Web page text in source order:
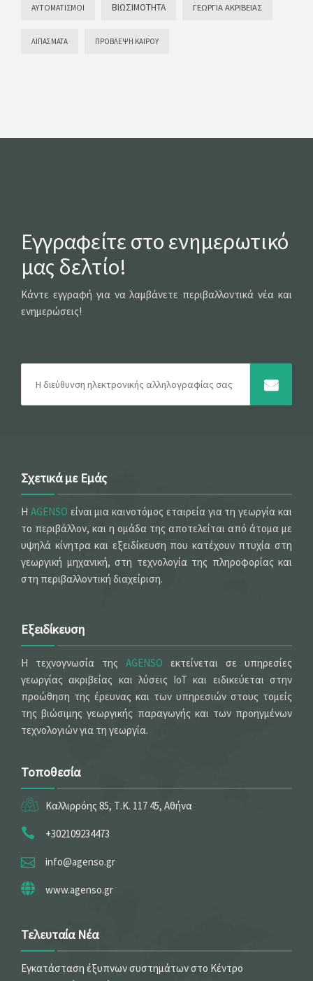
ΑΥΤΟΜΑΤΙΣΜΟΊ ΒΙΩΣΙΜΌΤΗΤΑ ΓΕΩΡΓΊΑ ΑΚΡΙΒΕΊΑΣ
ΛΙΠΆΣΜΑΤΑ ΠΡΌΒΛΕΨΗ ΚΑΙΡΟΎ
Εγγραφείτε στο ενημερωτικό
μας δελτίο!
Κάντε εγγραφή για να λαμβάνετε περιβαλλοντικά νέα και
ενημερώσεις!
Σχετικά με Εμάς
Η AGENSO είναι μια καινοτόμος εταιρεία για τη γεωργία και
το περιβάλλον, και η ομάδα της αποτελείται από άτομα με
υψηλά κίνητρα και εξειδίκευση που κατέχουν πτυχία στη
γεωργική μηχανική, στη τεχνολογία της πληροφορίας και
στη περιβαλλοντική διαχείριση.
Εξειδίκευση
Η τεχνογνωσία της AGENSO εκτείνεται σε υπηρεσίες
γεωργίας ακριβείας και λύσεις IoT και ειδικεύεται στην
προώθηση της έρευνας και των υπηρεσιών στους τομείς
της βιώσιμης γεωργικής παραγωγής και των προηγμένων
τεχνολογιών για τη γεωργία.
Τοποθεσία
Καλλιρρόης 85, Τ.Κ. 117 45, Αθήνα
+302109234473
info@agenso.gr
www.agenso.gr
Τελευταία Νέα
Εγκατάσταση έξυπνων συστημάτων στο Κέντρο